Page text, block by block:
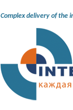
Complex delivery of the